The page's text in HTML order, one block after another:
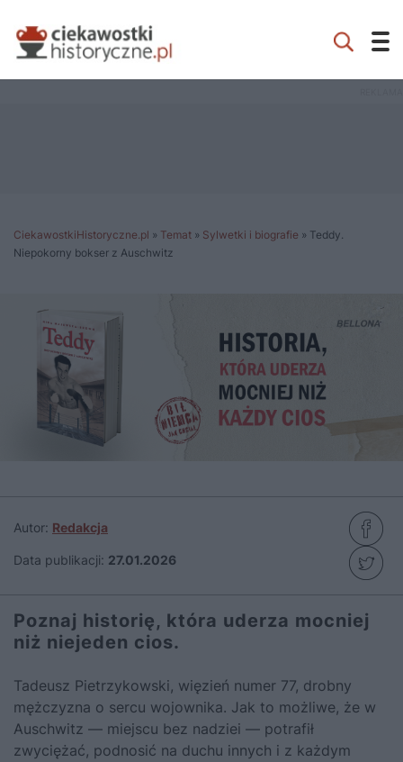
CiekawostkiHistoryczne.pl » Temat » Sylwetki i biografie » Teddy.
Niepokorny bokser z Auschwitz
Autor: Redakcja
Data publikacji: 27.01.2026
Poznaj historię, która uderza mocniej
niż niejeden cios.
Tadeusz Pietrzykowski, więzień numer 77, drobny
mężczyzna o sercu wojownika. Jak to możliwe, że w
Auschwitz — miejscu bez nadziei — potrafił
zwyciężać, podnosić na duchu innych i z każdym